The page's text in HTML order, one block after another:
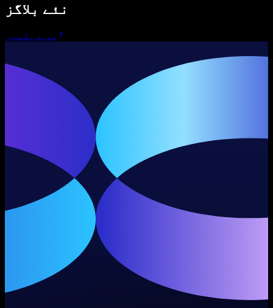
نئے بلاگز
سب دیکھیں